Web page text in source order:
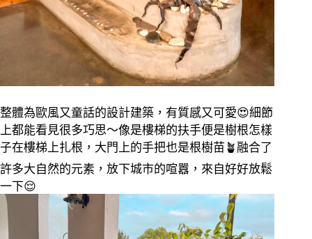
整體為歐風又童話的設計建築，有質感又可愛😍細節
上都能看見很多巧思～像是樓梯的扶手便是樹根怎樣
子在樓梯上扎根，大門上的手把也是根樹苗 🪴 融合了
許多大自然的元素，放下城市的喧囂，來自好好放鬆
一下😌